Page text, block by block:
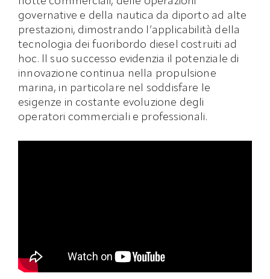
governative e della nautica da diporto ad alte
prestazioni, dimostrando l’applicabilità della
tecnologia dei fuoribordo diesel costruiti ad
hoc. Il suo successo evidenzia il potenziale di
innovazione continua nella propulsione
marina, in particolare nel soddisfare le
esigenze in costante evoluzione degli
operatori commerciali e professionali.